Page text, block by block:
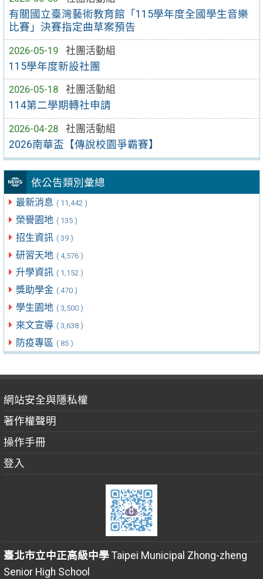
有關國立臺灣藝術教育館「115學年度全國學生音樂
比賽」決賽指定曲草案預告
2026-05-19
社團活動組
115學年度新設社團
2026-05-18
社團活動組
114第二學期轉社申請
2026-04-28
社團活動組
2026南華盃【傳說校園爭霸賽】
依公告類別彙總
最新消息 ( 11,442 )
榮譽園地 ( 135 )
招生資訊 ( 39 )
研習天地 ( 4,576 )
升學資訊 ( 1,152 )
獎助學金 ( 470 )
學生園地 ( 3,500 )
來文宣導 ( 3,638 )
防疫專區 ( 85 )
網站安全與隱私權
著作權聲明
操作手冊
登入
臺北市立中正高級中學Taipei Municipal Zhong-zheng
Senior High School